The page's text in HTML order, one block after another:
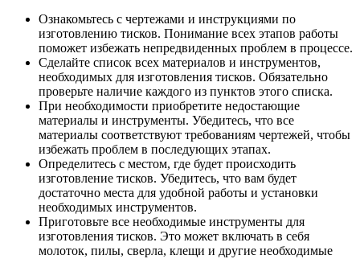
Ознакомьтесь с чертежами и инструкциями по
изготовлению тисков. Понимание всех этапов работы
поможет избежать непредвиденных проблем в процессе.
Сделайте список всех материалов и инструментов,
необходимых для изготовления тисков. Обязательно
проверьте наличие каждого из пунктов этого списка.
При необходимости приобретите недостающие
материалы и инструменты. Убедитесь, что все
материалы соответствуют требованиям чертежей, чтобы
избежать проблем в последующих этапах.
Определитесь с местом, где будет происходить
изготовление тисков. Убедитесь, что вам будет
достаточно места для удобной работы и установки
необходимых инструментов.
Приготовьте все необходимые инструменты для
изготовления тисков. Это может включать в себя
молоток, пилы, сверла, клещи и другие необходимые